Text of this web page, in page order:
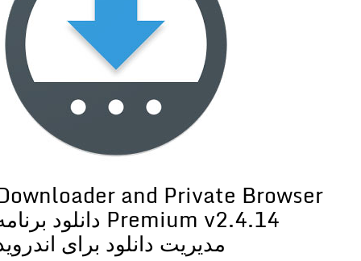
Downloader and Private Browser
Premium v2.4.14 دانلود برنامه
مدیریت دانلود برای اندروید